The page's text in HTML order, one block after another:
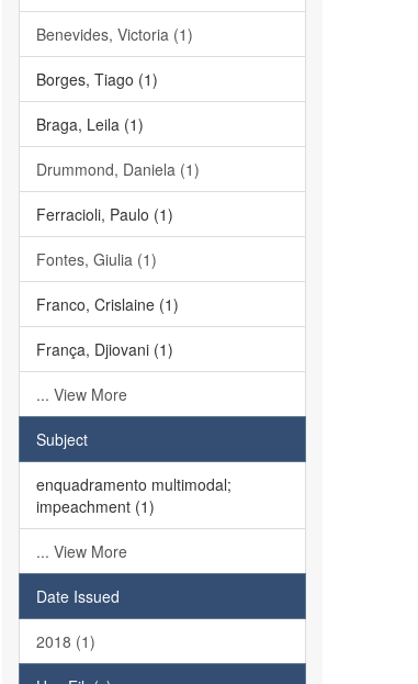
Benevides, Victoria (1)
Borges, Tiago (1)
Braga, Leila (1)
Drummond, Daniela (1)
Ferracioli, Paulo (1)
Fontes, Giulia (1)
Franco, Crislaine (1)
França, Djiovani (1)
... View More
Subject
enquadramento multimodal;
impeachment (1)
... View More
Date Issued
2018 (1)